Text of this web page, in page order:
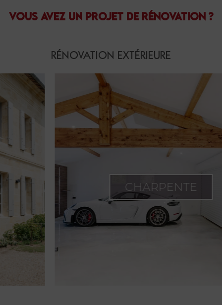
VOUS AVEZ UN PROJET DE RÉNOVATION ?
RÉNOVATION EXTÉRIEURE
CHARPENTE